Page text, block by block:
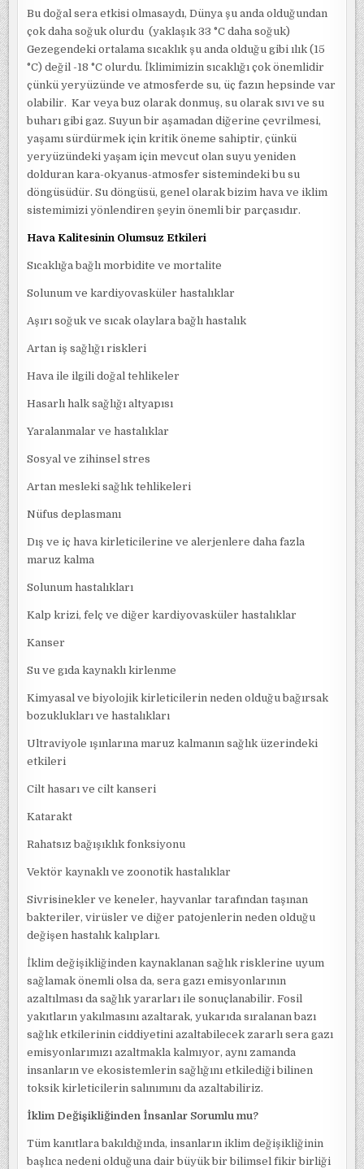
Bu doğal sera etkisi olmasaydı, Dünya şu anda olduğundan
çok daha soğuk olurdu (yaklaşık 33 °C daha soğuk)
Gezegendeki ortalama sıcaklık şu anda olduğu gibi ılık (15
°C) değil -18 °C olurdu. İklimimizin sıcaklığı çok önemlidir
çünkü yeryüzünde ve atmosferde su, üç fazın hepsinde var
olabilir. Kar veya buz olarak donmuş, su olarak sıvı ve su
buharı gibi gaz. Suyun bir aşamadan diğerine çevrilmesi,
yaşamı sürdürmek için kritik öneme sahiptir, çünkü
yeryüzündeki yaşam için mevcut olan suyu yeniden
dolduran kara-okyanus-atmosfer sistemindeki bu su
döngüsüdür. Su döngüsü, genel olarak bizim hava ve iklim
sistemimizi yönlendiren şeyin önemli bir parçasıdır.
Hava Kalitesinin Olumsuz Etkileri
Sıcaklığa bağlı morbidite ve mortalite
Solunum ve kardiyovasküler hastalıklar
Aşırı soğuk ve sıcak olaylara bağlı hastalık
Artan iş sağlığı riskleri
Hava ile ilgili doğal tehlikeler
Hasarlı halk sağlığı altyapısı
Yaralanmalar ve hastalıklar
Sosyal ve zihinsel stres
Artan mesleki sağlık tehlikeleri
Nüfus deplasmanı
Dış ve iç hava kirleticilerine ve alerjenlere daha fazla
maruz kalma
Solunum hastalıkları
Kalp krizi, felç ve diğer kardiyovasküler hastalıklar
Kanser
Su ve gıda kaynaklı kirlenme
Kimyasal ve biyolojik kirleticilerin neden olduğu bağırsak
bozuklukları ve hastalıkları
Ultraviyole ışınlarına maruz kalmanın sağlık üzerindeki
etkileri
Cilt hasarı ve cilt kanseri
Katarakt
Rahatsız bağışıklık fonksiyonu
Vektör kaynaklı ve zoonotik hastalıklar
Sivrisinekler ve keneler, hayvanlar tarafından taşınan
bakteriler, virüsler ve diğer patojenlerin neden olduğu
değişen hastalık kalıpları.
İklim değişikliğinden kaynaklanan sağlık risklerine uyum
sağlamak önemli olsa da, sera gazı emisyonlarının
azaltılması da sağlık yararları ile sonuçlanabilir. Fosil
yakıtların yakılmasını azaltarak, yukarıda sıralanan bazı
sağlık etkilerinin ciddiyetini azaltabilecek zararlı sera gazı
emisyonlarımızı azaltmakla kalmıyor, aynı zamanda
insanların ve ekosistemlerin sağlığını etkilediği bilinen
toksik kirleticilerin salınımını da azaltabiliriz.
İklim Değişikliğinden İnsanlar Sorumlu mu?
Tüm kanıtlara bakıldığında, insanların iklim değişikliğinin
başlıca nedeni olduğuna dair büyük bir bilimsel fikir birliği